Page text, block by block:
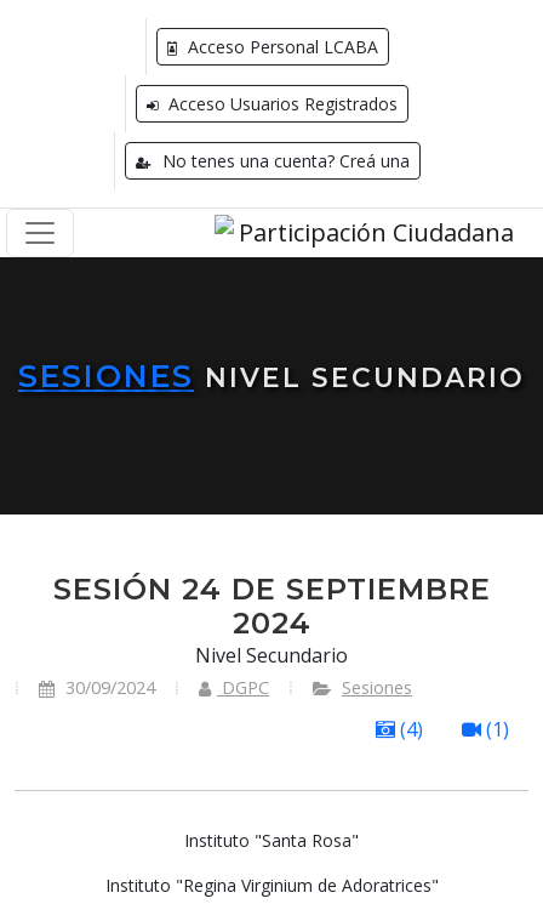
Acceso Personal LCABA
Acceso Usuarios Registrados
No tenes una cuenta? Creá una
SESIONES NIVEL SECUNDARIO
SESIÓN 24 DE SEPTIEMBRE
2024
Nivel Secundario
30/09/2024 DGPC Sesiones
(4)
(1)
Instituto "Santa Rosa"
Instituto "Regina Virginium de Adoratrices"